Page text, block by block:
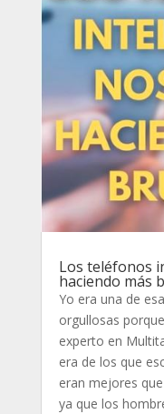
Los teléfonos
haciendo más
Yo era una de
orgullosas
experto en
era de los que
eran mejores
ya que los